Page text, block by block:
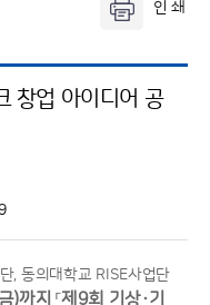
창업 아이디어 공
, 동의대학교 RISE사업단
)까지 「제9회 기상·기